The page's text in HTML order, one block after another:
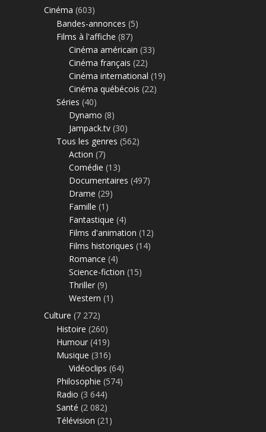
Cinéma (603)
Bandes-annonces (5)
Films à l'affiche (87)
Cinéma américain (33)
Cinéma français (22)
Cinéma international (19)
Cinéma québécois (22)
Séries (40)
Dynamo (8)
Jampack.tv (30)
Tous les genres (562)
Action (7)
Comédie (13)
Documentaires (497)
Drame (29)
Famille (1)
Fantastique (4)
Films d'animation (12)
Films historiques (14)
Romance (4)
Science-fiction (15)
Thriller (9)
Western (1)
Culture (7 272)
Histoire (260)
Humour (419)
Musique (316)
Vidéoclips (64)
Philosophie (574)
Radio (3 644)
Santé (2 082)
Télévision (21)